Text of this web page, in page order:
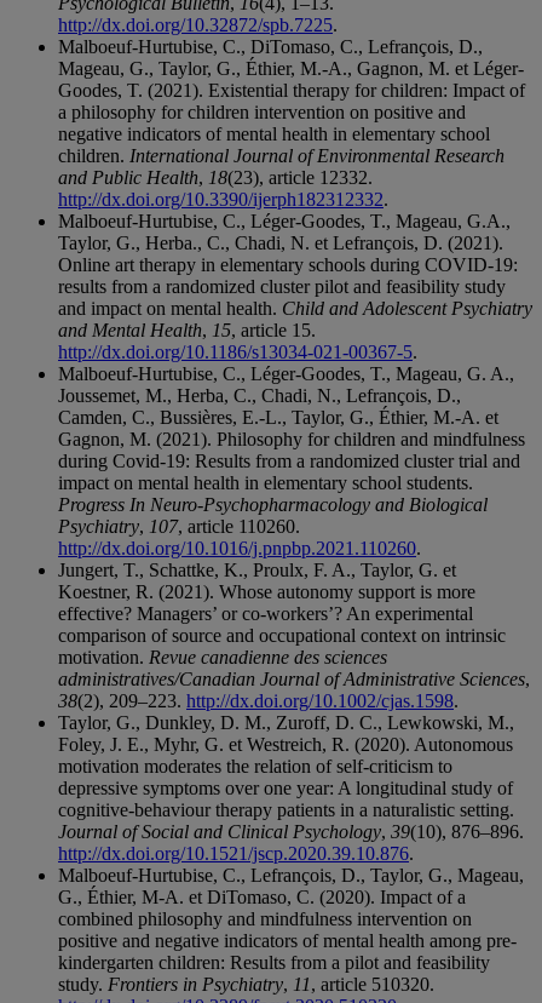
http://dx.doi.org/10.32872/spb.7225.
Malboeuf-Hurtubise, C., DiTomaso, C., Lefrançois, D.,
Mageau, G., Taylor, G., Éthier, M.-A., Gagnon, M. et Léger-
Goodes, T. (2021). Existential therapy for children: Impact of
a philosophy for children intervention on positive and
negative indicators of mental health in elementary school
children. International Journal of Environmental Research
and Public Health, 18(23), article 12332.
http://dx.doi.org/10.3390/ijerph182312332.
Malboeuf-Hurtubise, C., Léger-Goodes, T., Mageau, G.A.,
Taylor, G., Herba., C., Chadi, N. et Lefrançois, D. (2021).
Online art therapy in elementary schools during COVID-19:
results from a randomized cluster pilot and feasibility study
and impact on mental health. Child and Adolescent Psychiatry
and Mental Health, 15, article 15.
http://dx.doi.org/10.1186/s13034-021-00367-5.
Malboeuf-Hurtubise, C., Léger-Goodes, T., Mageau, G. A.,
Joussemet, M., Herba, C., Chadi, N., Lefrançois, D.,
Camden, C., Bussières, E.-L., Taylor, G., Éthier, M.-A. et
Gagnon, M. (2021). Philosophy for children and mindfulness
during Covid-19: Results from a randomized cluster trial and
impact on mental health in elementary school students.
Progress In Neuro-Psychopharmacology and Biological
Psychiatry, 107, article 110260.
http://dx.doi.org/10.1016/j.pnpbp.2021.110260.
Jungert, T., Schattke, K., Proulx, F. A., Taylor, G. et
Koestner, R. (2021). Whose autonomy support is more
effective? Managers’ or co-workers’? An experimental
comparison of source and occupational context on intrinsic
motivation. Revue canadienne des sciences
administratives/Canadian Journal of Administrative Sciences,
38(2), 209–223. http://dx.doi.org/10.1002/cjas.1598.
Taylor, G., Dunkley, D. M., Zuroff, D. C., Lewkowski, M.,
Foley, J. E., Myhr, G. et Westreich, R. (2020). Autonomous
motivation moderates the relation of self-criticism to
depressive symptoms over one year: A longitudinal study of
cognitive-behaviour therapy patients in a naturalistic setting.
Journal of Social and Clinical Psychology, 39(10), 876–896.
http://dx.doi.org/10.1521/jscp.2020.39.10.876.
Malboeuf-Hurtubise, C., Lefrançois, D., Taylor, G., Mageau,
G., Éthier, M-A. et DiTomaso, C. (2020). Impact of a
combined philosophy and mindfulness intervention on
positive and negative indicators of mental health among pre-
kindergarten children: Results from a pilot and feasibility
study. Frontiers in Psychiatry, 11, article 510320.